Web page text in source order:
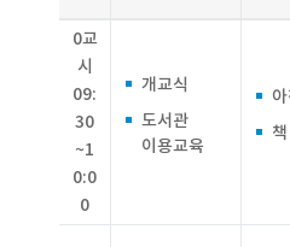
0교
시
09:
30
~1
0:0
0
개교식
도서관
이용교육